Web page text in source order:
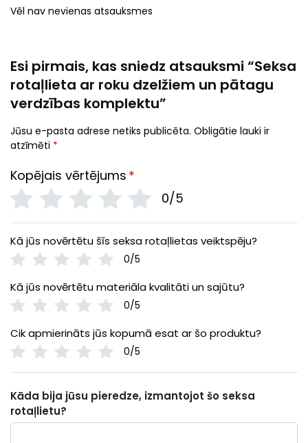
Vēl nav nevienas atsauksmes
Esi pirmais, kas sniedz atsauksmi “Seksa
rotaļlieta ar roku dzelžiem un pātagu
verdzības komplektu”
Jūsu e-pasta adrese netiks publicēta. Obligātie lauki ir
atzīmēti *
Kopējais vērtējums *
0/5
Kā jūs novērtētu šīs seksa rotaļlietas veiktspēju?
0/5
Kā jūs novērtētu materiāla kvalitāti un sajūtu?
0/5
Cik apmierināts jūs kopumā esat ar šo produktu?
0/5
Kāda bija jūsu pieredze, izmantojot šo seksa
rotaļlietu?